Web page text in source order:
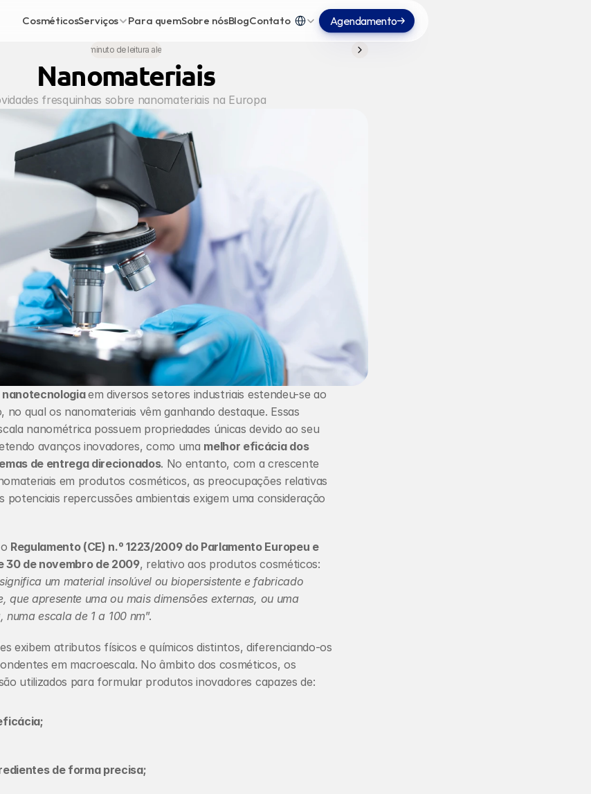
CosméticosServiços Para quemSobre nósBlogContato
Select Language
Portuguese (Brazil)
Agendamento
1 minuto de leitura alegre
Nanomateriais
fresquinhas sobre nanomateriais na Europa
nanotecnologia em diversos setores industriais estendeu-se ao
no qual os nanomateriais vêm ganhando destaque. Essas
nanométrica possuem propriedades únicas devido ao seu
avanços inovadores, como uma melhor eficácia dos
de entrega direcionados. No entanto, com a crescente
em produtos cosméticos, as preocupações relativas
potenciais repercussões ambientais exigem uma consideração
Regulamento (CE) n.º 1223/2009 do Parlamento Europeu e
30 de novembro de 2009, relativo aos produtos cosméticos:
significa um material insolúvel ou biopersistente e fabricado
que apresente uma ou mais dimensões externas, ou uma
numa escala de 1 a 100 nm”.
exibem atributos físicos e químicos distintos, diferenciando-os
utilizados para formular produtos inovadores capazes de:
de forma precisa;